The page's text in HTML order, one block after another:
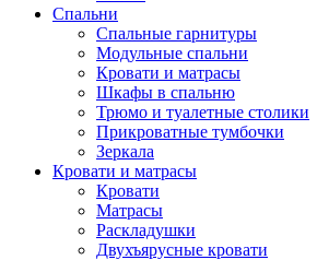
Спальни
Спальные гарнитуры
Модульные спальни
Кровати и матрасы
Шкафы в спальню
Трюмо и туалетные столики
Прикроватные тумбочки
Зеркала
Кровати и матрасы
Кровати
Матрасы
Раскладушки
Двухъярусные кровати